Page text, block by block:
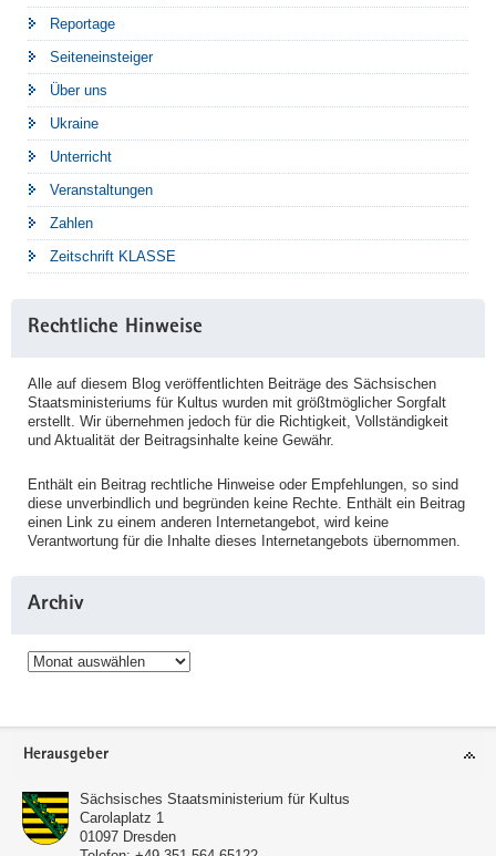
Reportage
Seiteneinsteiger
Über uns
Ukraine
Unterricht
Veranstaltungen
Zahlen
Zeitschrift KLASSE
Rechtliche Hinweise
Alle auf diesem Blog veröffentlichten Beiträge des Sächsischen
Staatsministeriums für Kultus wurden mit größtmöglicher Sorgfalt
erstellt. Wir übernehmen jedoch für die Richtigkeit, Vollständigkeit
und Aktualität der Beitragsinhalte keine Gewähr.
Enthält ein Beitrag rechtliche Hinweise oder Empfehlungen, so sind
diese unverbindlich und begründen keine Rechte. Enthält ein Beitrag
einen Link zu einem anderen Internetangebot, wird keine
Verantwortung für die Inhalte dieses Internetangebots übernommen.
Archiv
Archiv
Service
Herausgeber
Sächsisches Staatsministerium für Kultus
Carolaplatz 1
01097 Dresden